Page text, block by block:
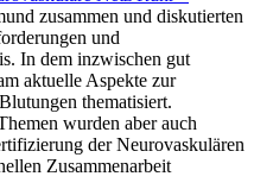
zusammen und diskutierten
und
In dem inzwischen gut
aktuelle Aspekte zur
thematisiert.
wurden aber auch
der Neurovaskulären
Zusammenarbeit